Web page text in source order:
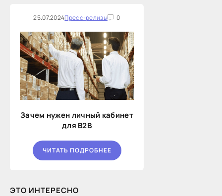
25.07.2024Пресс-релизы 0
Зачем нужен личный кабинет
для B2B
ЧИТАТЬ ПОДРОБНЕЕ
ЭТО ИНТЕРЕСНО